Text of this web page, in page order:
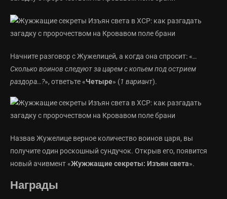
Начните разговор с Жужелицей, а когда она спросит: «…
Сколько воинов следуют за царем с копьем под острием
раздора…?», ответьте «Четыре» (1 вариант).
Назвав Жужелице верное количество воинов царя, вы
получите один роскошный сундучок. Открыв его, появится
новый ачивмент «Жужжащие секреты: Изъян света».
Награды